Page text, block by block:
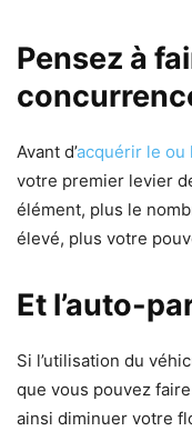
Pensez à
Avant d’acquérir le ou
votre premier levier
élément, plus le
élevé, plus votre
Et l’auto-
Si l’utilisation du
que vous pouvez
ainsi diminuer votre